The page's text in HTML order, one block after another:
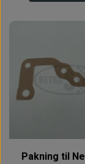
Pakning til